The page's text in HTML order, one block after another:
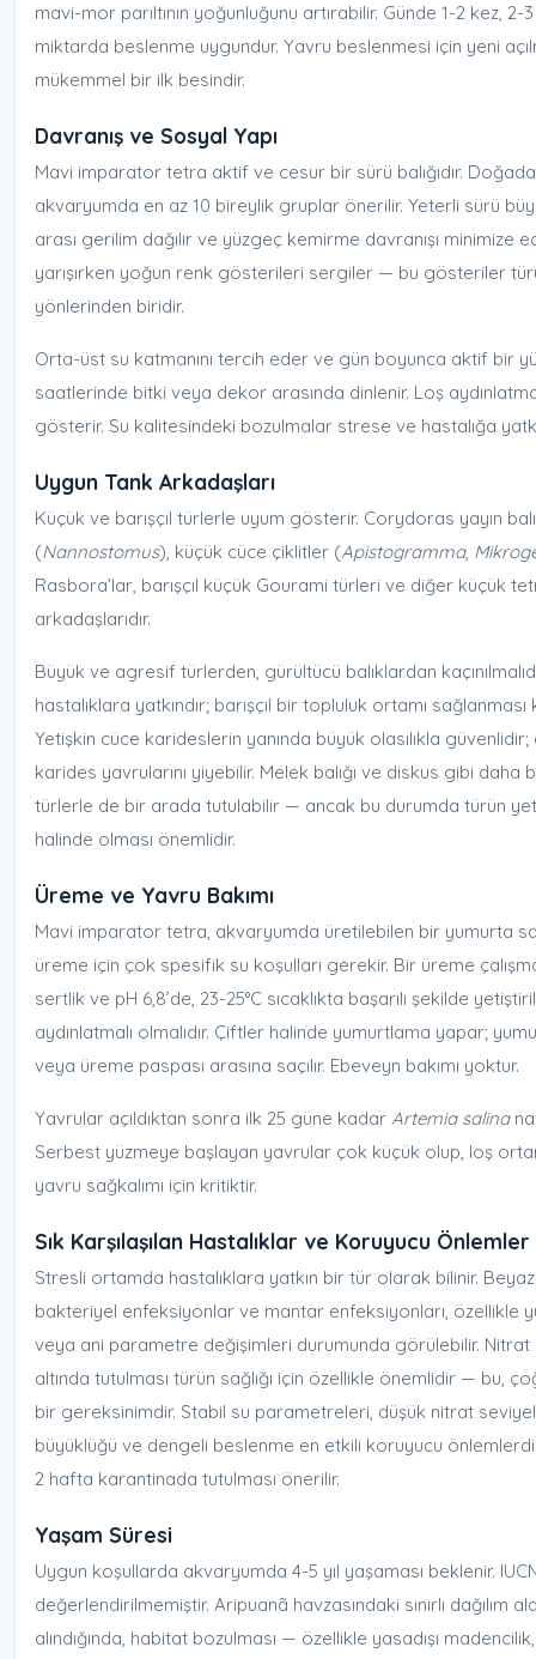
mavi-mor parıltının yoğunluğunu artırabilir. Günde 1-2 kez,
miktarda beslenme uygundur. Yavru beslenmesi için yeni
mükemmel bir ilk besindir.
Davranış ve Sosyal Yapı
Mavi imparator tetra aktif ve cesur bir sürü balığıdır.
akvaryumda en az 10 bireylik gruplar önerilir. Yeterli sürü
arası gerilim dağılır ve yüzgeç kemirme davranışı minimize
yarışırken yoğun renk gösterileri sergiler — bu gösteriler
yönlerinden biridir.
Orta-üst su katmanını tercih eder ve gün boyunca aktif bir
saatlerinde bitki veya dekor arasında dinlenir. Loş
gösterir. Su kalitesindeki bozulmalar strese ve hastalığa
Uygun Tank Arkadaşları
Küçük ve barışçıl türlerle uyum gösterir. Corydoras yayın
(Nannostomus), küçük cüce çiklitler (Apistogramma,
Rasbora’lar, barışçıl küçük Gourami türleri ve diğer küçük
arkadaşlarıdır.
Büyük ve agresif türlerden, gürültücü balıklardan
hastalıklara yatkındır; barışçıl bir topluluk ortamı
Yetişkin cüce karideslerin yanında büyük olasılıkla
karides yavrularını yiyebilir. Melek balığı ve diskus gibi daha
türlerle de bir arada tutulabilir — ancak bu durumda türün
halinde olması önemlidir.
Üreme ve Yavru Bakımı
Mavi imparator tetra, akvaryumda üretilebilen bir yumurta
üreme için çok spesifik su koşulları gerekir. Bir üreme
sertlik ve pH 6,8’de, 23-25°C sıcaklıkta başarılı şekilde
aydınlatmalı olmalıdır. Çiftler halinde yumurtlama yapar;
veya üreme paspası arasına saçılır. Ebeveyn bakımı yoktur.
Yavrular açıldıktan sonra ilk 25 güne kadar Artemia salina
Serbest yüzmeye başlayan yavrular çok küçük olup, loş
yavru sağkalımı için kritiktir.
Sık Karşılaşılan Hastalıklar ve Koruyucu Önlemler
Stresli ortamda hastalıklara yatkın bir tür olarak bilinir. Beyaz
bakteriyel enfeksiyonlar ve mantar enfeksiyonları, özellikle
veya ani parametre değişimleri durumunda görülebilir. Nitrat
altında tutulması türün sağlığı için özellikle önemlidir — bu,
bir gereksinimdir. Stabil su parametreleri, düşük nitrat
büyüklüğü ve dengeli beslenme en etkili koruyucu
2 hafta karantinada tutulması önerilir.
Yaşam Süresi
Uygun koşullarda akvaryumda 4-5 yıl yaşaması beklenir.
değerlendirilmemiştir. Aripuanã havzasındaki sınırlı dağılım
alındığında, habitat bozulması — özellikle yasadışı